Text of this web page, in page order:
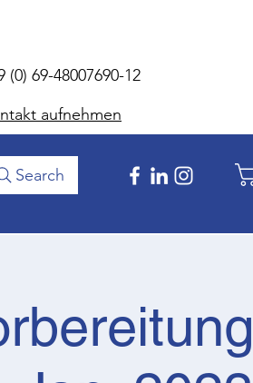
(0) 69-48007690-12
aufnehmen
Search